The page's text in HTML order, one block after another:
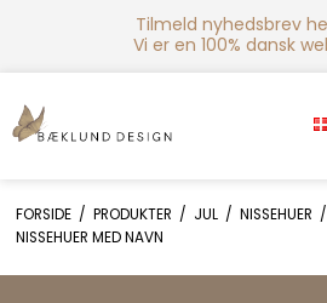
Tilmeld nyhedsbrev
Vi er en 100% dansk
FORSIDE / PRODUKTER / JUL / NISSEHUER /
NISSEHUER MED NAVN